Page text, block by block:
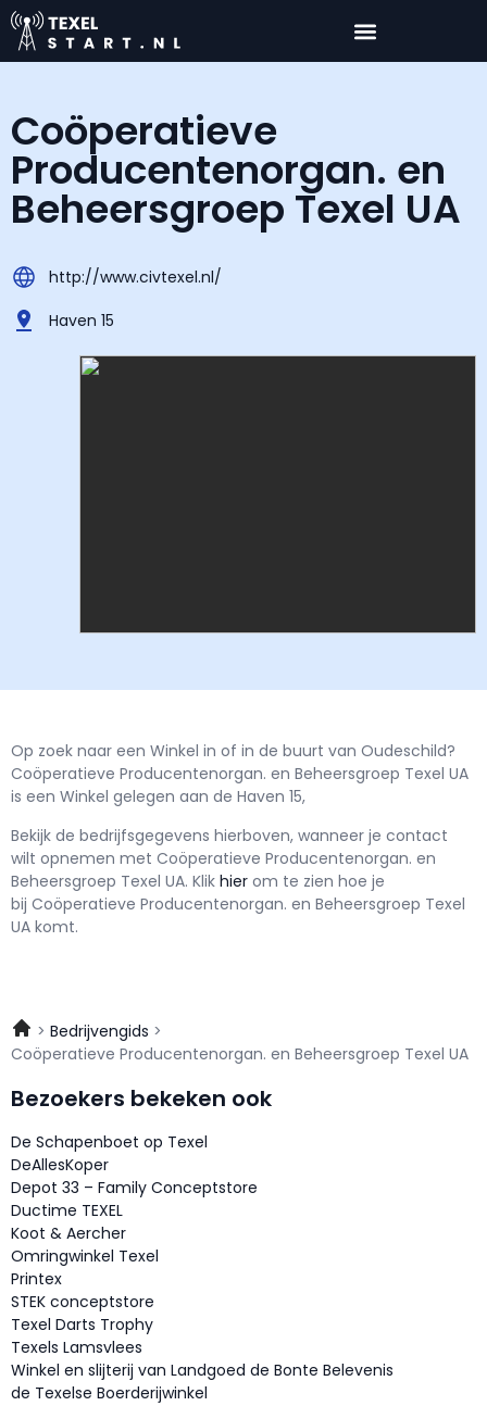
Coöperatieve
Producentenorgan. en
Beheersgroep Texel UA
http://www.civtexel.nl/
Haven 15
Op zoek naar een Winkel in of in de buurt van Oudeschild?
Coöperatieve Producentenorgan. en Beheersgroep Texel UA
is een Winkel gelegen aan de Haven 15,
Bekijk de bedrijfsgegevens hierboven, wanneer je contact
wilt opnemen met Coöperatieve Producentenorgan. en
Beheersgroep Texel UA. Klik hier om te zien hoe je
bij Coöperatieve Producentenorgan. en Beheersgroep Texel
UA komt.
Bedrijvengids
Coöperatieve Producentenorgan. en Beheersgroep Texel UA
Bezoekers bekeken ook
De Schapenboet op Texel
DeAllesKoper
Depot 33 – Family Conceptstore
Ductime TEXEL
Koot & Aercher
Omringwinkel Texel
Printex
STEK conceptstore
Texel Darts Trophy
Texels Lamsvlees
Winkel en slijterij van Landgoed de Bonte Belevenis
de Texelse Boerderijwinkel